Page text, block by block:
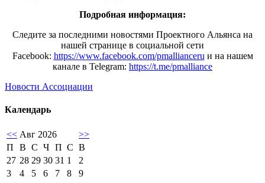
Подробная информация:
Следите за последними новостями Проектного Альянса на
нашей странице в социальной сети
Facebook: https://www.facebook.com/pmallianceru и на нашем
канале в Telegram: https://t.me/pmalliance
Новости Ассоциации
Календарь
<< Авг 2026
>>
П
В С Ч П С В
27 28 29 30 31 1
2
3
4 5 6 7 8
9